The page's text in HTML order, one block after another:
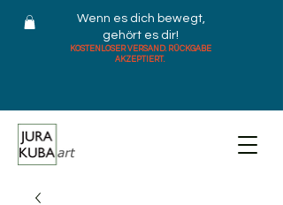
Wenn es dich bewegt,
gehört es dir!
KOSTENLOSER VERSAND. RÜCKGABE
AKZEPTIERT.